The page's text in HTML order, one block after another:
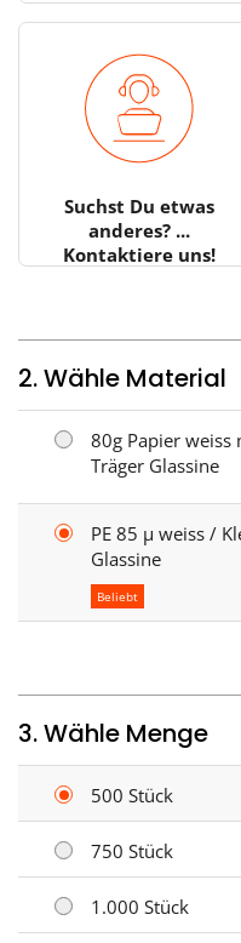
Suchst Du etwas
anderes? ...
Kontaktiere uns!
2. Wähle Material
80g Papier
Träger Glassine
PE 85 µ weiss /
Glassine
Beliebt
3. Wähle Menge
500 Stück
750 Stück
1.000 Stück